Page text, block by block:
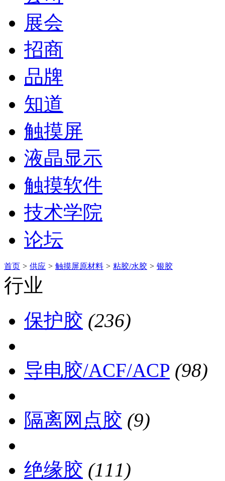
展会
招商
品牌
知道
触摸屏
液晶显示
触摸软件
技术学院
论坛
首页 > 供应 > 触摸屏原材料 > 粘胶/水胶 > 银胶
行业
保护胶 (236)
导电胶/ACF/ACP (98)
隔离网点胶 (9)
绝缘胶 (111)